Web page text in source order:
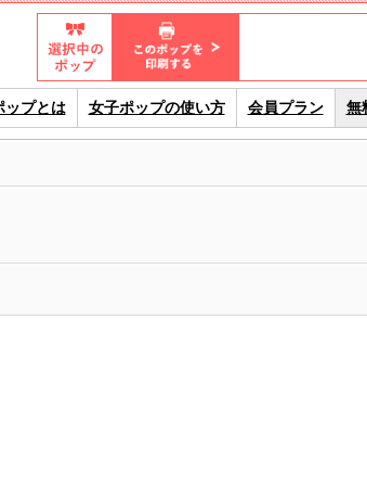
ップとは 女子ポップの使い方 会員プラン 無